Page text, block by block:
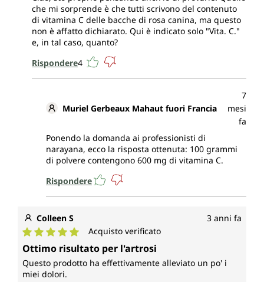
che mi sorprende è che tutti scrivono del contenuto
di vitamina C delle bacche di rosa canina, ma questo
non è affatto dichiarato. Qui è indicato solo "Vita. C."
e, in tal caso, quanto?
Rispondere4
Muriel Gerbeaux Mahaut fuori Francia
7
mesi
fa
Ponendo la domanda ai professionisti di
narayana, ecco la risposta ottenuta: 100 grammi
di polvere contengono 600 mg di vitamina C.
Rispondere
Colleen S 3 anni fa
Valutazione media di 5 su 5 stelle
Acquisto verificato
Ottimo risultato per l'artrosi
Questo prodotto ha effettivamente alleviato un po' i
miei dolori.